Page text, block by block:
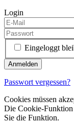
Login
Eingeloggt
Passwort vergessen?
Cookies müssen
Die Cookie-
Sie die Funktion.